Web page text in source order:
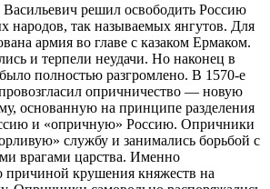
решил освободить Россию
народов, так называемых янгутов. Для
армия во главе с казаком Ермаком.
и терпели неудачи. Но наконец в
полностью разгромлено. В 1570-е
опричничество — новую
основанную на принципе разделения
и «опричную» Россию. Опричники
службу и занимались борьбой с
врагами царства. Именно
причиной крушения княжеств на